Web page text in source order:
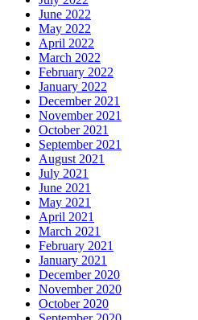
June 2022
May 2022
April 2022
March 2022
February 2022
January 2022
December 2021
November 2021
October 2021
September 2021
August 2021
July 2021
June 2021
May 2021
April 2021
March 2021
February 2021
January 2021
December 2020
November 2020
October 2020